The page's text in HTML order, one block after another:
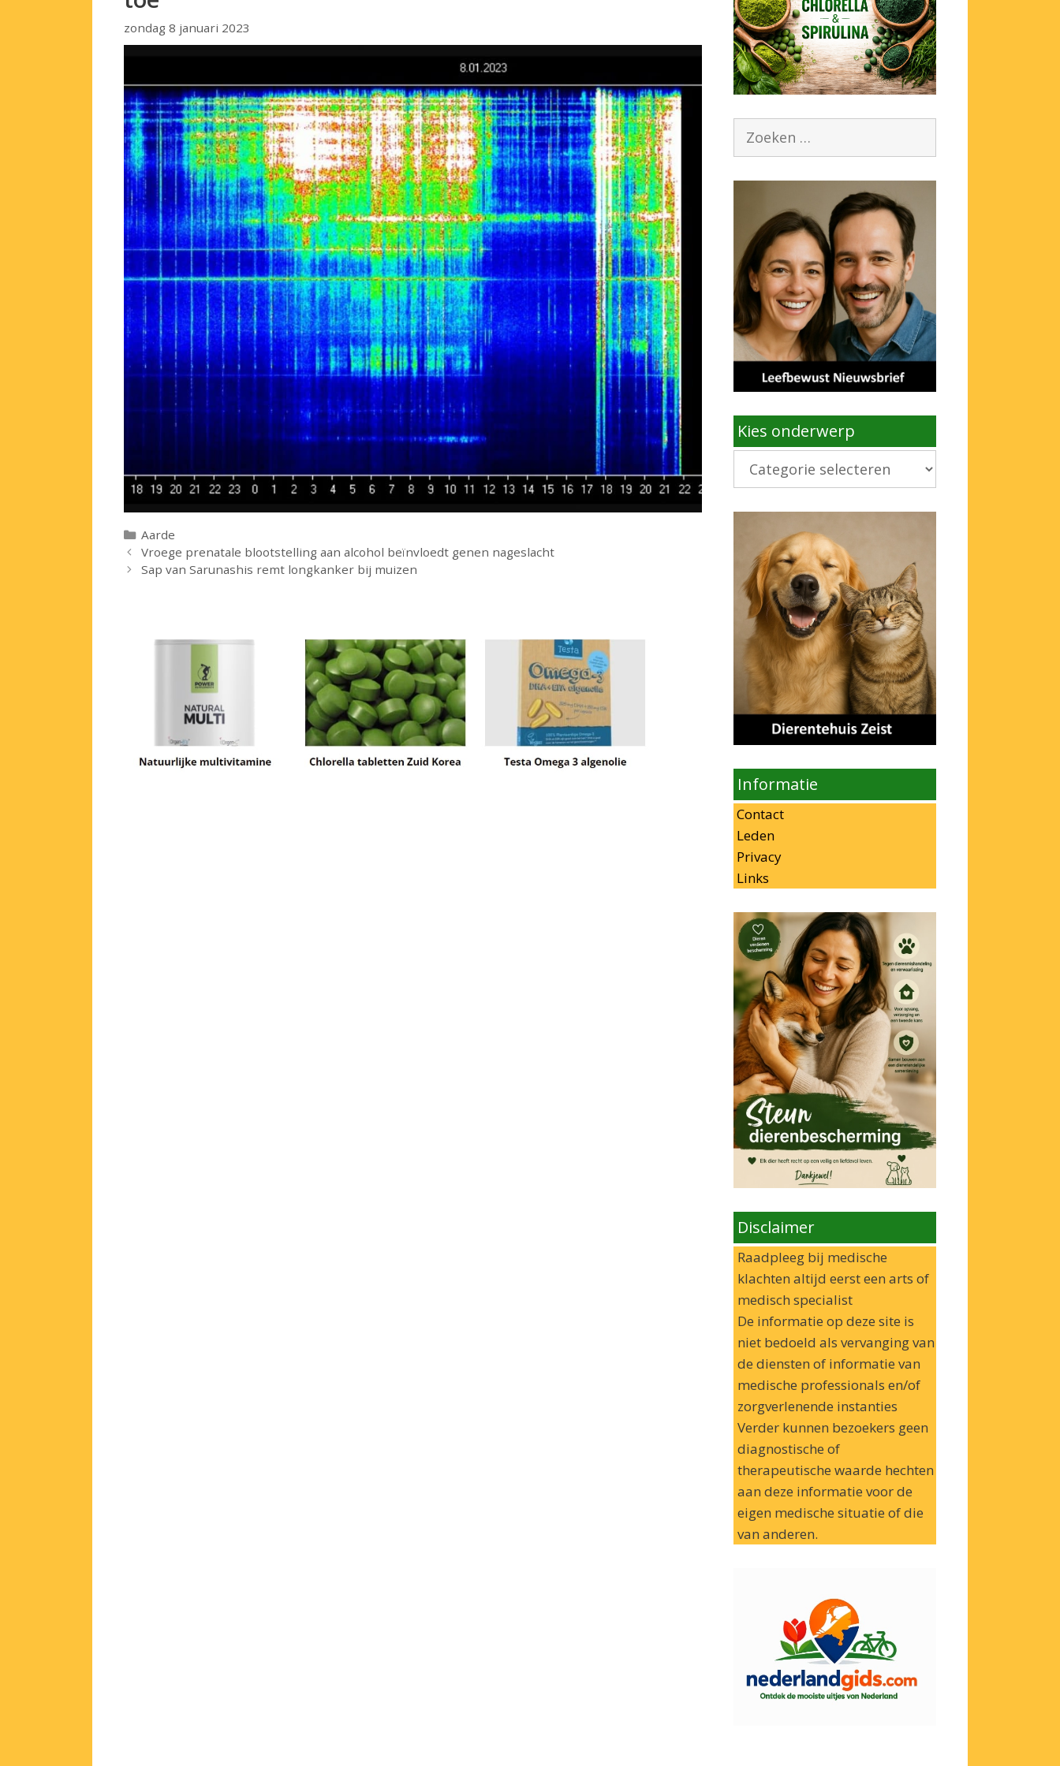
zondag 8 januari 2023
Categorieën
Aarde
Vroege prenatale blootstelling aan alcohol beïnvloedt genen nageslacht
Sap van Sarunashis remt longkanker bij muizen
Zoek
Kies onderwerp
Kies
onderwerp
Informatie
Contact
Leden
Privacy
Links
Disclaimer
Raadpleeg bij medische
klachten altijd eerst een arts of
medisch specialist
De informatie op deze site is
niet bedoeld als vervanging van
de diensten of informatie van
medische professionals en/of
zorgverlenende instanties
Verder kunnen bezoekers geen
diagnostische of
therapeutische waarde hechten
aan deze informatie voor de
eigen medische situatie of die
van anderen.